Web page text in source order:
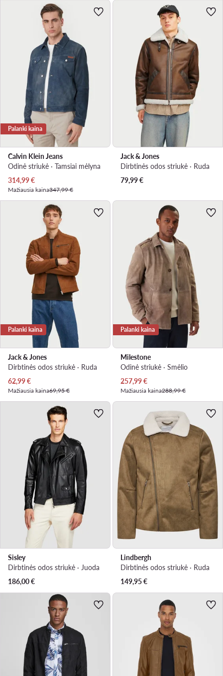
Palanki kaina
Calvin Klein Jeans
Odinė striukė · Tamsiai mėlyna
Dabartinė kaina
314,99€
Mažiausia kaina347,99 €
Jack & Jones
Dirbtinės odos striukė · Ruda
79,99€
Palanki kaina
Jack & Jones
Dirbtinės odos striukė · Ruda
Dabartinė kaina
62,99€
Mažiausia kaina69,95 €
Palanki kaina
Milestone
Odinė striukė · Smėlio
Dabartinė kaina
257,99€
Mažiausia kaina288,99 €
Sisley
Dirbtinės odos striukė · Juoda
186,00€
Lindbergh
Dirbtinės odos striukė · Ruda
149,95€